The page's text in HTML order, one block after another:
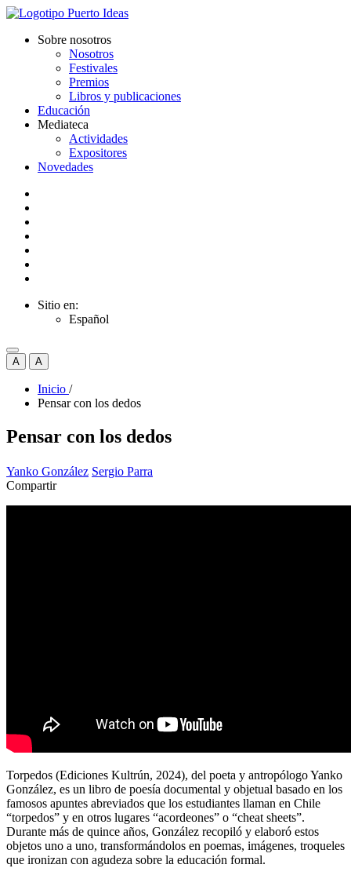
Sobre nosotros
Nosotros
Festivales
Premios
Libros y publicaciones
Educación
Mediateca
Actividades
Expositores
Novedades
Sitio en:
Español
A A
Inicio /
Pensar con los dedos
Pensar con los dedos
Yanko González Sergio Parra
Compartir
Torpedos (Ediciones Kultrún, 2024), del poeta y antropólogo Yanko
González, es un libro de poesía documental y objetual basado en los
famosos apuntes abreviados que los estudiantes llaman en Chile
“torpedos” y en otros lugares “acordeones” o “cheat sheets”.
Durante más de quince años, González recopiló y elaboró estos
objetos uno a uno, transformándolos en poemas, imágenes, troqueles
que ironizan con agudeza sobre la educación formal.